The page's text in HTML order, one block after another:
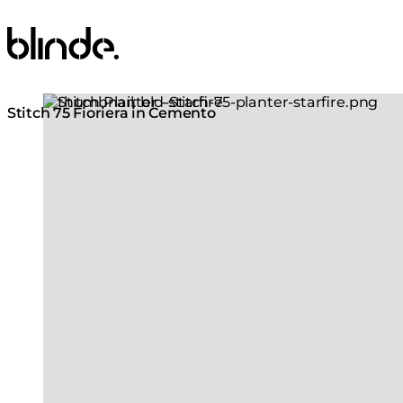
Blinde Design
Stitch 75 Fioriera in Cemento
Loading image...